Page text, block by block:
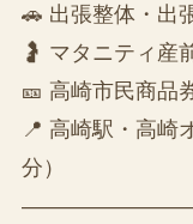
🚗 出張整体・出
🤰 マタニティ産
🎫 高崎市民商品
📍 高崎駅・高崎
分）